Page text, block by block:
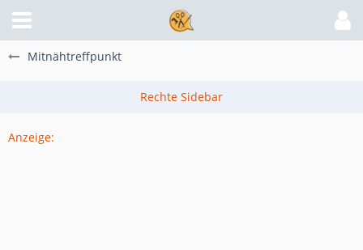
Mitnähtreffpunkt
Anzeige: